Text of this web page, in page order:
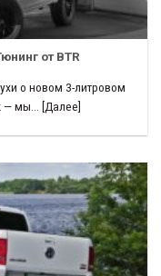
от BTR
о новом 3-литровом
— мы... [Далее]